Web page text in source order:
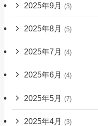
2025年9月 (3)
2025年8月 (5)
2025年7月 (4)
2025年6月 (4)
2025年5月 (7)
2025年4月 (3)